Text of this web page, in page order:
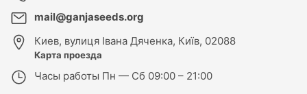
mail@ganjaseeds.org
Киев, вулиця Івана Дяченка, Київ, 02088
Карта проезда
Часы работы Пн — Сб 09:00 – 21:00